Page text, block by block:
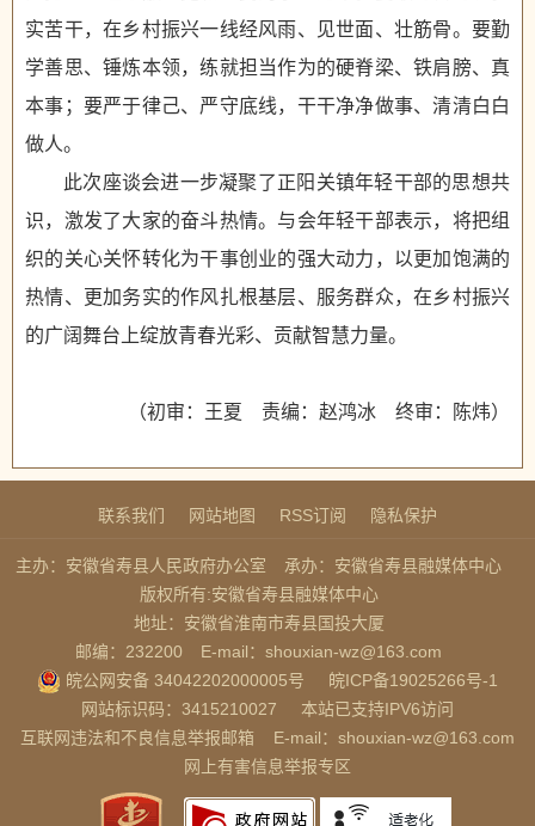
实苦干，在乡村振兴一线经风雨、见世面、壮筋骨。要勤
学善思、锤炼本领，练就担当作为的硬脊梁、铁肩膀、真
本事；要严于律己、严守底线，干干净净做事、清清白白
做人。
此次座谈会进一步凝聚了正阳关镇年轻干部的思想共
识，激发了大家的奋斗热情。与会年轻干部表示，将把组
织的关心关怀转化为干事创业的强大动力，以更加饱满的
热情、更加务实的作风扎根基层、服务群众，在乡村振兴
的广阔舞台上绽放青春光彩、贡献智慧力量。
（初审：王夏 责编：赵鸿冰 终审：陈炜）
联系我们 网站地图 RSS订阅 隐私保护
主办：安徽省寿县人民政府办公室
承办：安徽省寿县融媒体中心
版权所有:安徽省寿县融媒体中心
地址：安徽省淮南市寿县国投大厦
邮编：232200
E-mail：shouxian-wz@163.com
皖公网安备 34042202000005号
皖ICP备19025266号-1
网站标识码：3415210027
本站已支持IPV6访问
互联网违法和不良信息举报邮箱
E-mail：shouxian-wz@163.com
网上有害信息举报专区